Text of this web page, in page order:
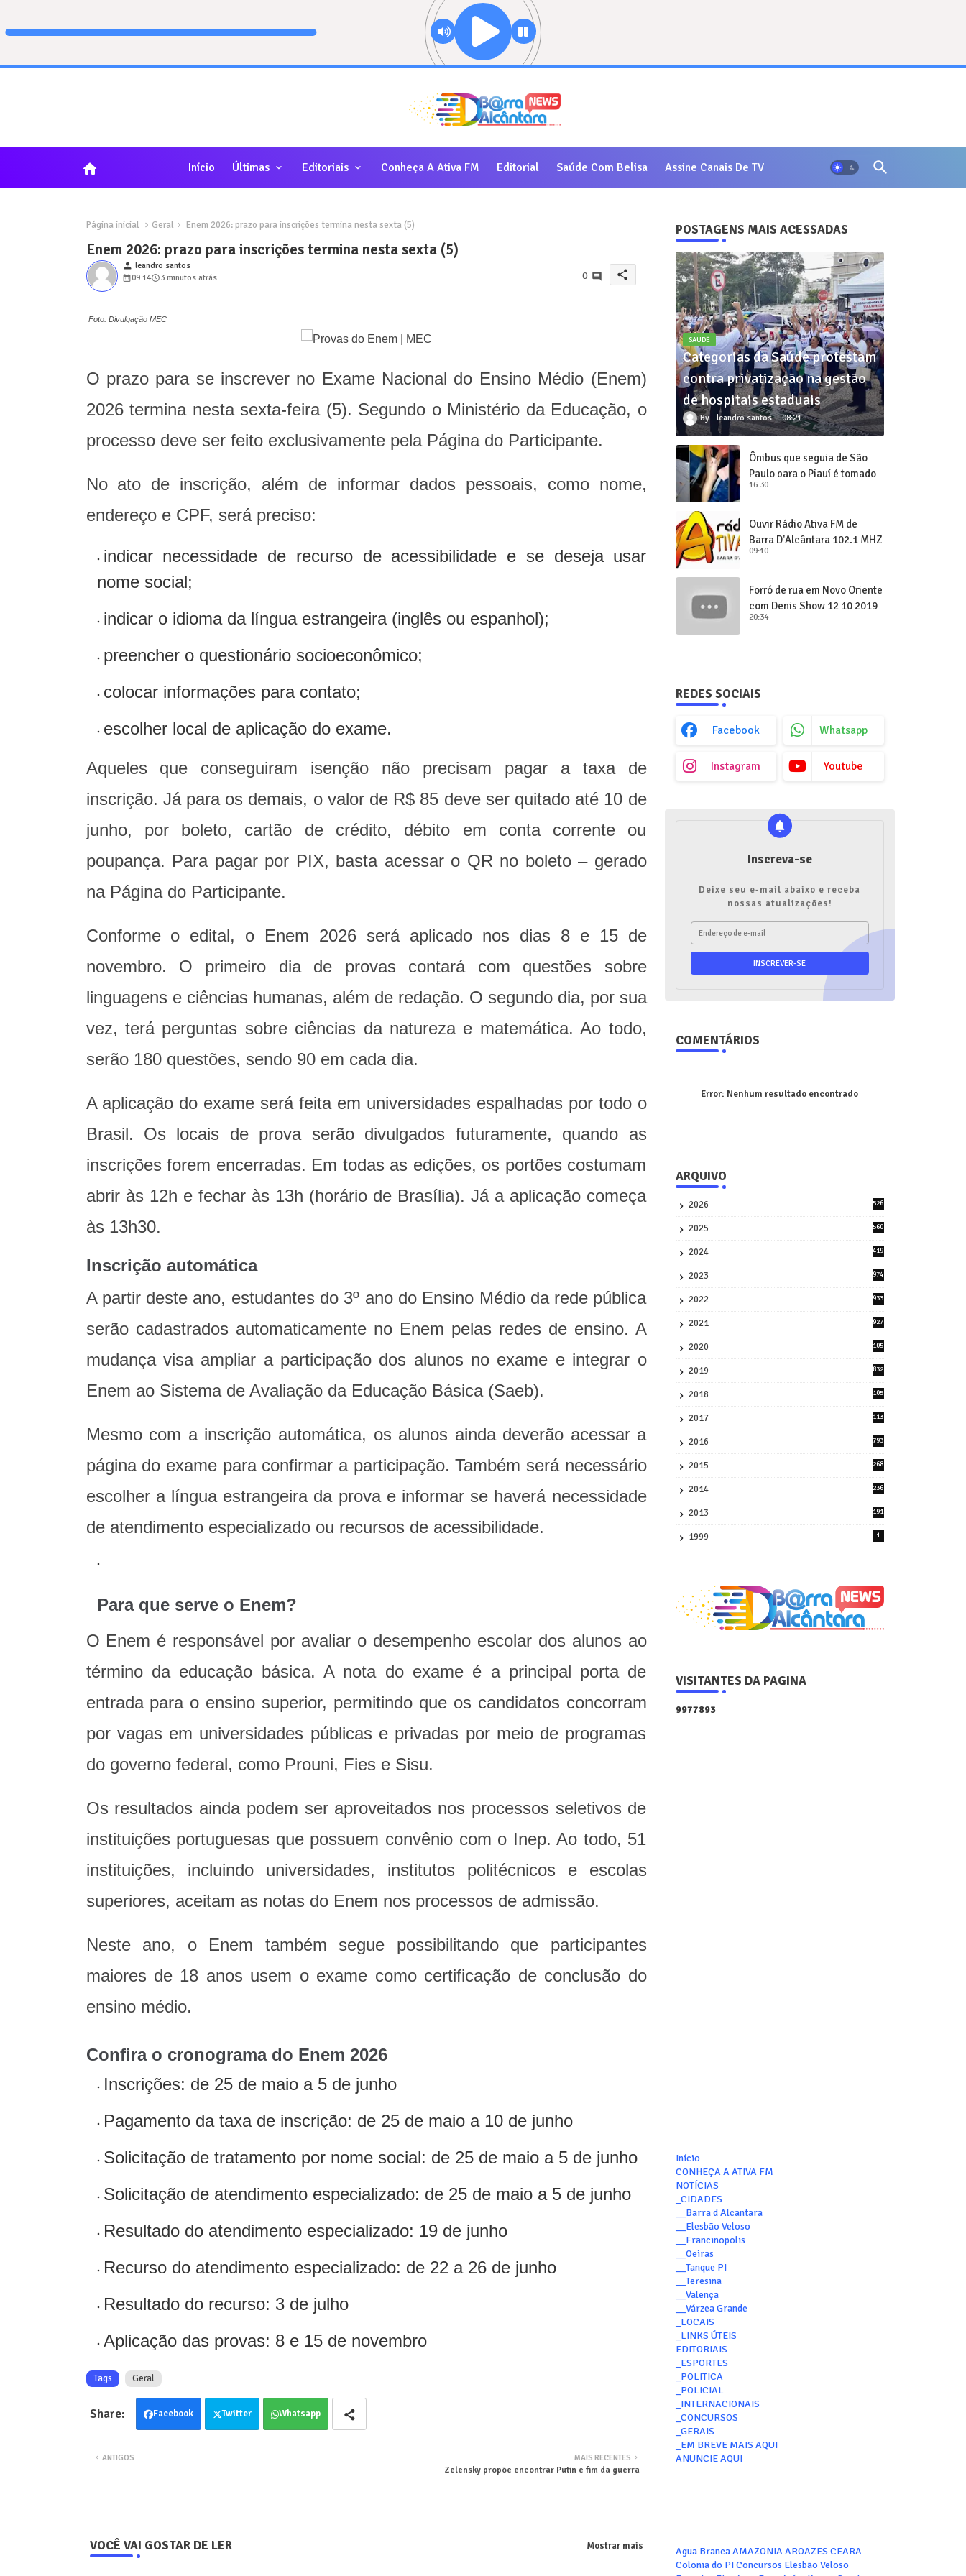
home Início Últimas Editoriais Conheça A Ativa FM Editorial Saúde Com Belisa Assine Canais De TV
Página inicial Geral Enem 2026: prazo para inscrições termina nesta sexta (5)
Enem 2026: prazo para inscrições termina nesta sexta (5)
person leandro santos
09:14
3 minutos atrás 0 share
Foto: Divulgação MEC
O prazo para se inscrever no Exame Nacional do Ensino Médio (Enem)
2026 termina nesta sexta-feira (5). Segundo o Ministério da Educação, o
processo deve ser feito exclusivamente pela Página do Participante.
No ato de inscrição, além de informar dados pessoais, como nome,
endereço e CPF, será preciso:
indicar necessidade de recurso de acessibilidade e se deseja usar
nome social;
indicar o idioma da língua estrangeira (inglês ou espanhol);
preencher o questionário socioeconômico;
colocar informações para contato;
escolher local de aplicação do exame.
Aqueles que conseguiram isenção não precisam pagar a taxa de
inscrição. Já para os demais, o valor de R$ 85 deve ser quitado até 10 de
junho, por boleto, cartão de crédito, débito em conta corrente ou
poupança. Para pagar por PIX, basta acessar o QR no boleto – gerado
na Página do Participante.
Conforme o edital, o Enem 2026 será aplicado nos dias 8 e 15 de
novembro. O primeiro dia de provas contará com questões sobre
linguagens e ciências humanas, além de redação. O segundo dia, por sua
vez, terá perguntas sobre ciências da natureza e matemática. Ao todo,
serão 180 questões, sendo 90 em cada dia.
A aplicação do exame será feita em universidades espalhadas por todo o
Brasil. Os locais de prova serão divulgados futuramente, quando as
inscrições forem encerradas. Em todas as edições, os portões costumam
abrir às 12h e fechar às 13h (horário de Brasília). Já a aplicação começa
às 13h30.
Inscrição automática
A partir deste ano, estudantes do 3º ano do Ensino Médio da rede pública
serão cadastrados automaticamente no Enem pelas redes de ensino. A
mudança visa ampliar a participação dos alunos no exame e integrar o
Enem ao Sistema de Avaliação da Educação Básica (Saeb).
Mesmo com a inscrição automática, os alunos ainda deverão acessar a
página do exame para confirmar a participação. Também será necessário
escolher a língua estrangeira da prova e informar se haverá necessidade
de atendimento especializado ou recursos de acessibilidade.
Para que serve o Enem?
O Enem é responsável por avaliar o desempenho escolar dos alunos ao
término da educação básica. A nota do exame é a principal porta de
entrada para o ensino superior, permitindo que os candidatos concorram
por vagas em universidades públicas e privadas por meio de programas
do governo federal, como Prouni, Fies e Sisu.
Os resultados ainda podem ser aproveitados nos processos seletivos de
instituições portuguesas que possuem convênio com o Inep. Ao todo, 51
instituições, incluindo universidades, institutos politécnicos e escolas
superiores, aceitam as notas do Enem nos processos de admissão.
Neste ano, o Enem também segue possibilitando que participantes
maiores de 18 anos usem o exame como certificação de conclusão do
ensino médio.
Confira o cronograma do Enem 2026
Inscrições: de 25 de maio a 5 de junho
Pagamento da taxa de inscrição: de 25 de maio a 10 de junho
Solicitação de tratamento por nome social: de 25 de maio a 5 de junho
Solicitação de atendimento especializado: de 25 de maio a 5 de junho
Resultado do atendimento especializado: 19 de junho
Recurso do atendimento especializado: de 22 a 26 de junho
Resultado do recurso: 3 de julho
Aplicação das provas: 8 e 15 de novembro
Tags Geral
Facebook Twitter Whatsapp
MAIS RECENTES
Zelensky propõe encontrar Putin e fim da guerra
ANTIGOS
VOCÊ VAI GOSTAR DE LER Mostrar mais
POSTAGENS MAIS ACESSADAS
SAUDÊ
Categorias da Saúde protestam
contra privatização na gestão
de hospitais estaduais
leandro santos 08:21
Ônibus que seguia de São
Paulo para o Piauí é tomado
de assalto
16:30
Ouvir Rádio Ativa FM de
Barra D'Alcântara 102,1 MHZ
09:10
Forró de rua em Novo Oriente
com Denis Show 12 10 2019
20:34
REDES SOCIAIS
Facebook Whatsapp
Instagram Youtube
Inscreva-se
Deixe seu e-mail abaixo e receba
nossas atualizações!
COMENTÁRIOS
Error: Nenhum resultado encontrado
ARQUIVO
2026
526
2025
560
2024
419
2023
974
2022
933
2021
927
2020
105
2019
832
2018
105
2017
113
2016
793
2015
268
2014
236
2013
191
1999 1
VISITANTES DA PAGINA
9977893
Início
CONHEÇA A ATIVA FM
NOTÍCIAS
_CIDADES
__Barra d Alcantara
__Elesbão Veloso
__Francinopolis
__Oeiras
__Tanque PI
__Teresina
__Valença
__Várzea Grande
_LOCAIS
_LINKS ÚTEIS
EDITORIAIS
_ESPORTES
_POLITICA
_POLICIAL
_INTERNACIONAIS
_CONCURSOS
_GERAIS
_EM BREVE MAIS AQUI
ANUNCIE AQUI
Agua Branca AMAZONIA AROAZES CEARA
Colonia do PI Concursos Elesbão Veloso